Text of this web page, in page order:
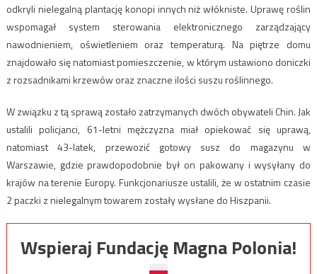
odkryli nielegalną plantację konopi innych niż włókniste. Uprawę roślin
wspomagał system sterowania elektronicznego zarządzający
nawodnieniem, oświetleniem oraz temperaturą. Na piętrze domu
znajdowało się natomiast pomieszczenie, w którym ustawiono doniczki
z rozsadnikami krzewów oraz znaczne ilości suszu roślinnego.
W związku z tą sprawą zostało zatrzymanych dwóch obywateli Chin. Jak
ustalili policjanci, 61-letni mężczyzna miał opiekować się uprawą,
natomiast 43-latek, przewozić gotowy susz do magazynu w
Warszawie, gdzie prawdopodobnie był on pakowany i wysyłany do
krajów na terenie Europy. Funkcjonariusze ustalili, że w ostatnim czasie
2 paczki z nielegalnym towarem zostały wysłane do Hiszpanii.
Wspieraj Fundację Magna Polonia!